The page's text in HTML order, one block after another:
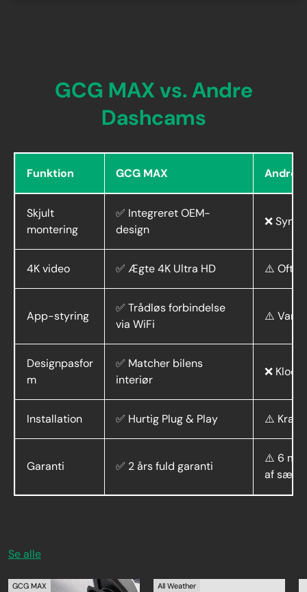
GCG MAX vs. Andre
Dashcams
Funktion GCG MAX Andre
Skjult
montering
✅ Integreret OEM-
design
❌
4K video ✅ Ægte 4K Ultra HD ⚠️ Ofte
App-styring
✅ Trådløs forbindelse
via WiFi
⚠️
Designpasfor
m
✅ Matcher bilens
interiør
❌
Installation ✅ Hurtig Plug & Play ⚠️
Garanti ✅ 2 års fuld garanti
⚠️ 6
af
Se alle
GCG MAX All Weather